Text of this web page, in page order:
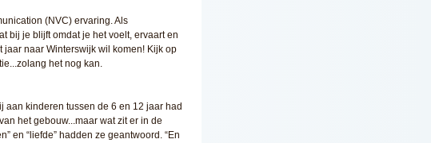
(NVC) ervaring. Als
bij je blijft omdat je het voelt, ervaart en
naar Winterswijk wil komen! Kijk op
het nog kan.
kinderen tussen de 6 en 12 jaar had
het gebouw...maar wat zit er in de
en “liefde” hadden ze geantwoord. “En